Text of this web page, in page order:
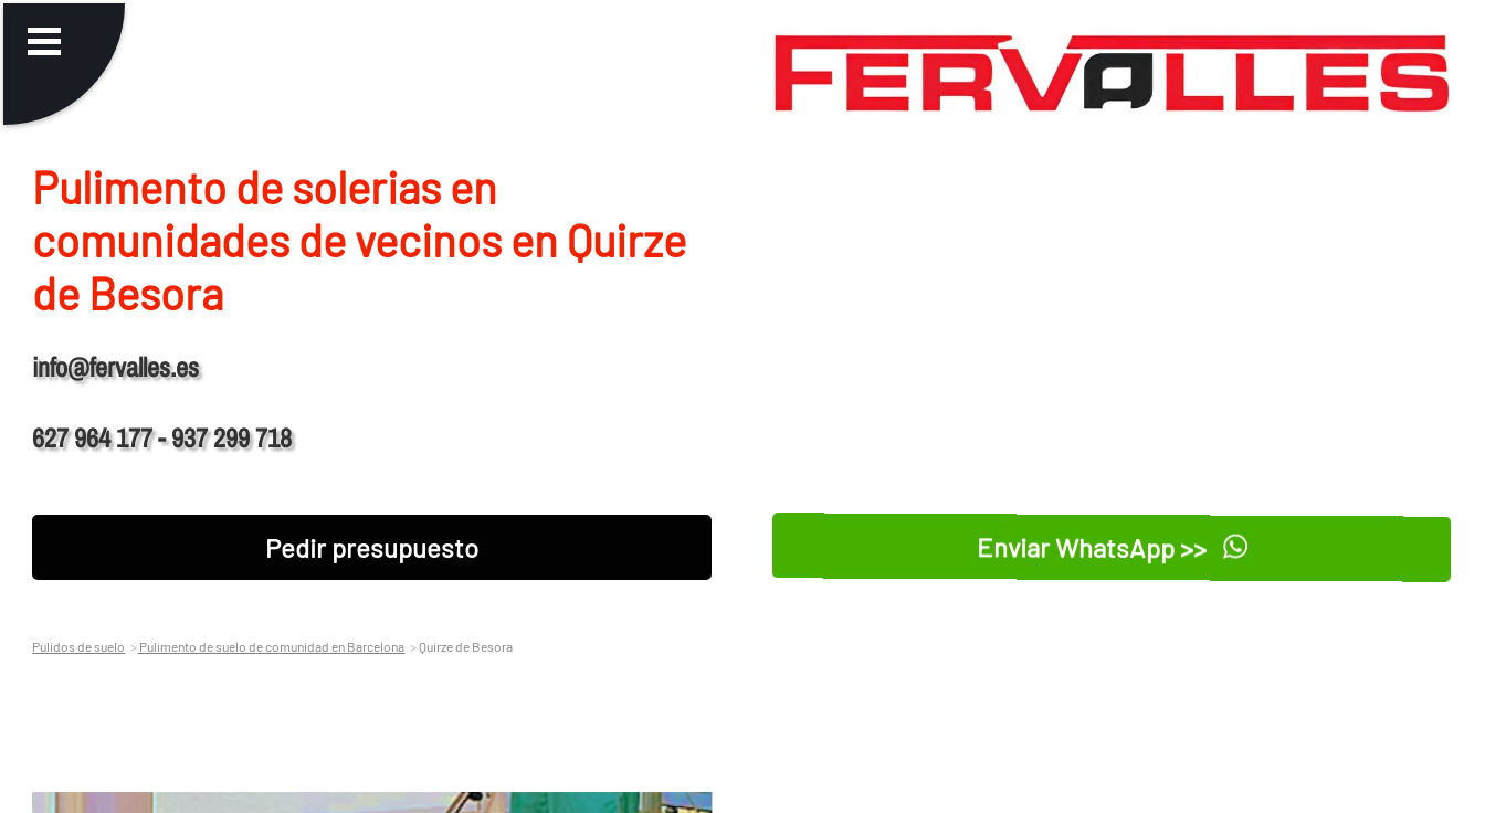
Pulimento de solerias en
comunidades de vecinos en Quirze
de Besora
info@fervalles.es
627 964 177 - 937 299 718
Pedir presupuesto Enviar WhatsApp >>
Pulidos de suelo Pulimento de suelo de comunidad en Barcelona Quirze de Besora